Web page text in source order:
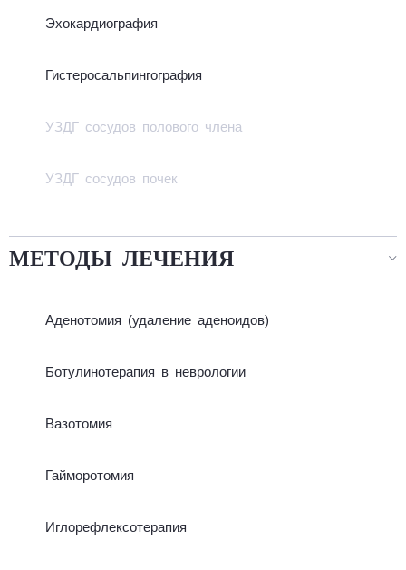
Эхо­кар­диог­ра­фия
Гистеросальпингография
УЗДГ сосудов полового члена
УЗДГ сосудов почек
МЕТОДЫ ЛЕЧЕНИЯ
Аде­но­то­мия (уда­ле­ние аде­нои­дов)
Бо­ту­ли­но­те­ра­пия в нев­ро­ло­гии
Ва­зо­то­мия
Гай­мо­ро­то­мия
Иг­ло­реф­лек­со­те­ра­пия